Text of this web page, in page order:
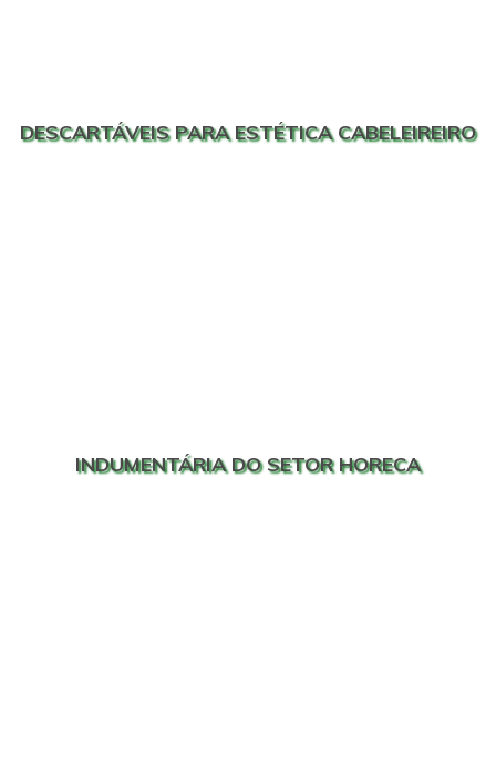
DESCARTÁVEIS PARA ESTÉTICA CABELEIREIRO
INDUMENTÁRIA DO SETOR HORECA